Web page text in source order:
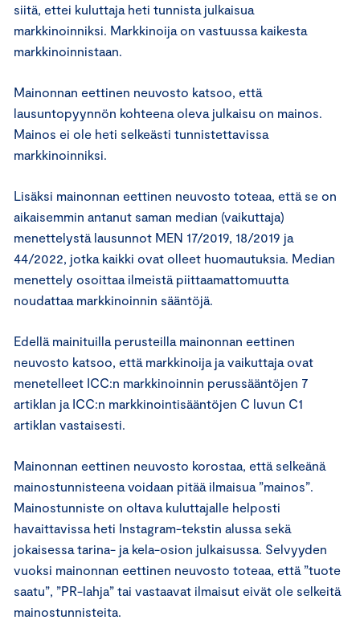
siitä, ettei kuluttaja heti tunnista julkaisua
markkinoinniksi. Markkinoija on vastuussa kaikesta
markkinoinnistaan.
Mainonnan eettinen neuvosto katsoo, että
lausuntopyynnön kohteena oleva julkaisu on mainos.
Mainos ei ole heti selkeästi tunnistettavissa
markkinoinniksi.
Lisäksi mainonnan eettinen neuvosto toteaa, että se on
aikaisemmin antanut saman median (vaikuttaja)
menettelystä lausunnot MEN 17/2019, 18/2019 ja
44/2022, jotka kaikki ovat olleet huomautuksia. Median
menettely osoittaa ilmeistä piittaamattomuutta
noudattaa markkinoinnin sääntöjä.
Edellä mainituilla perusteilla mainonnan eettinen
neuvosto katsoo, että markkinoija ja vaikuttaja ovat
menetelleet ICC:n markkinoinnin perussääntöjen 7
artiklan ja ICC:n markkinointisääntöjen C luvun C1
artiklan vastaisesti.
Mainonnan eettinen neuvosto korostaa, että selkeänä
mainostunnisteena voidaan pitää ilmaisua ”mainos”.
Mainostunniste on oltava kuluttajalle helposti
havaittavissa heti Instagram-tekstin alussa sekä
jokaisessa tarina- ja kela-osion julkaisussa. Selvyyden
vuoksi mainonnan eettinen neuvosto toteaa, että ”tuote
saatu”, ”PR-lahja” tai vastaavat ilmaisut eivät ole selkeitä
mainostunnisteita.